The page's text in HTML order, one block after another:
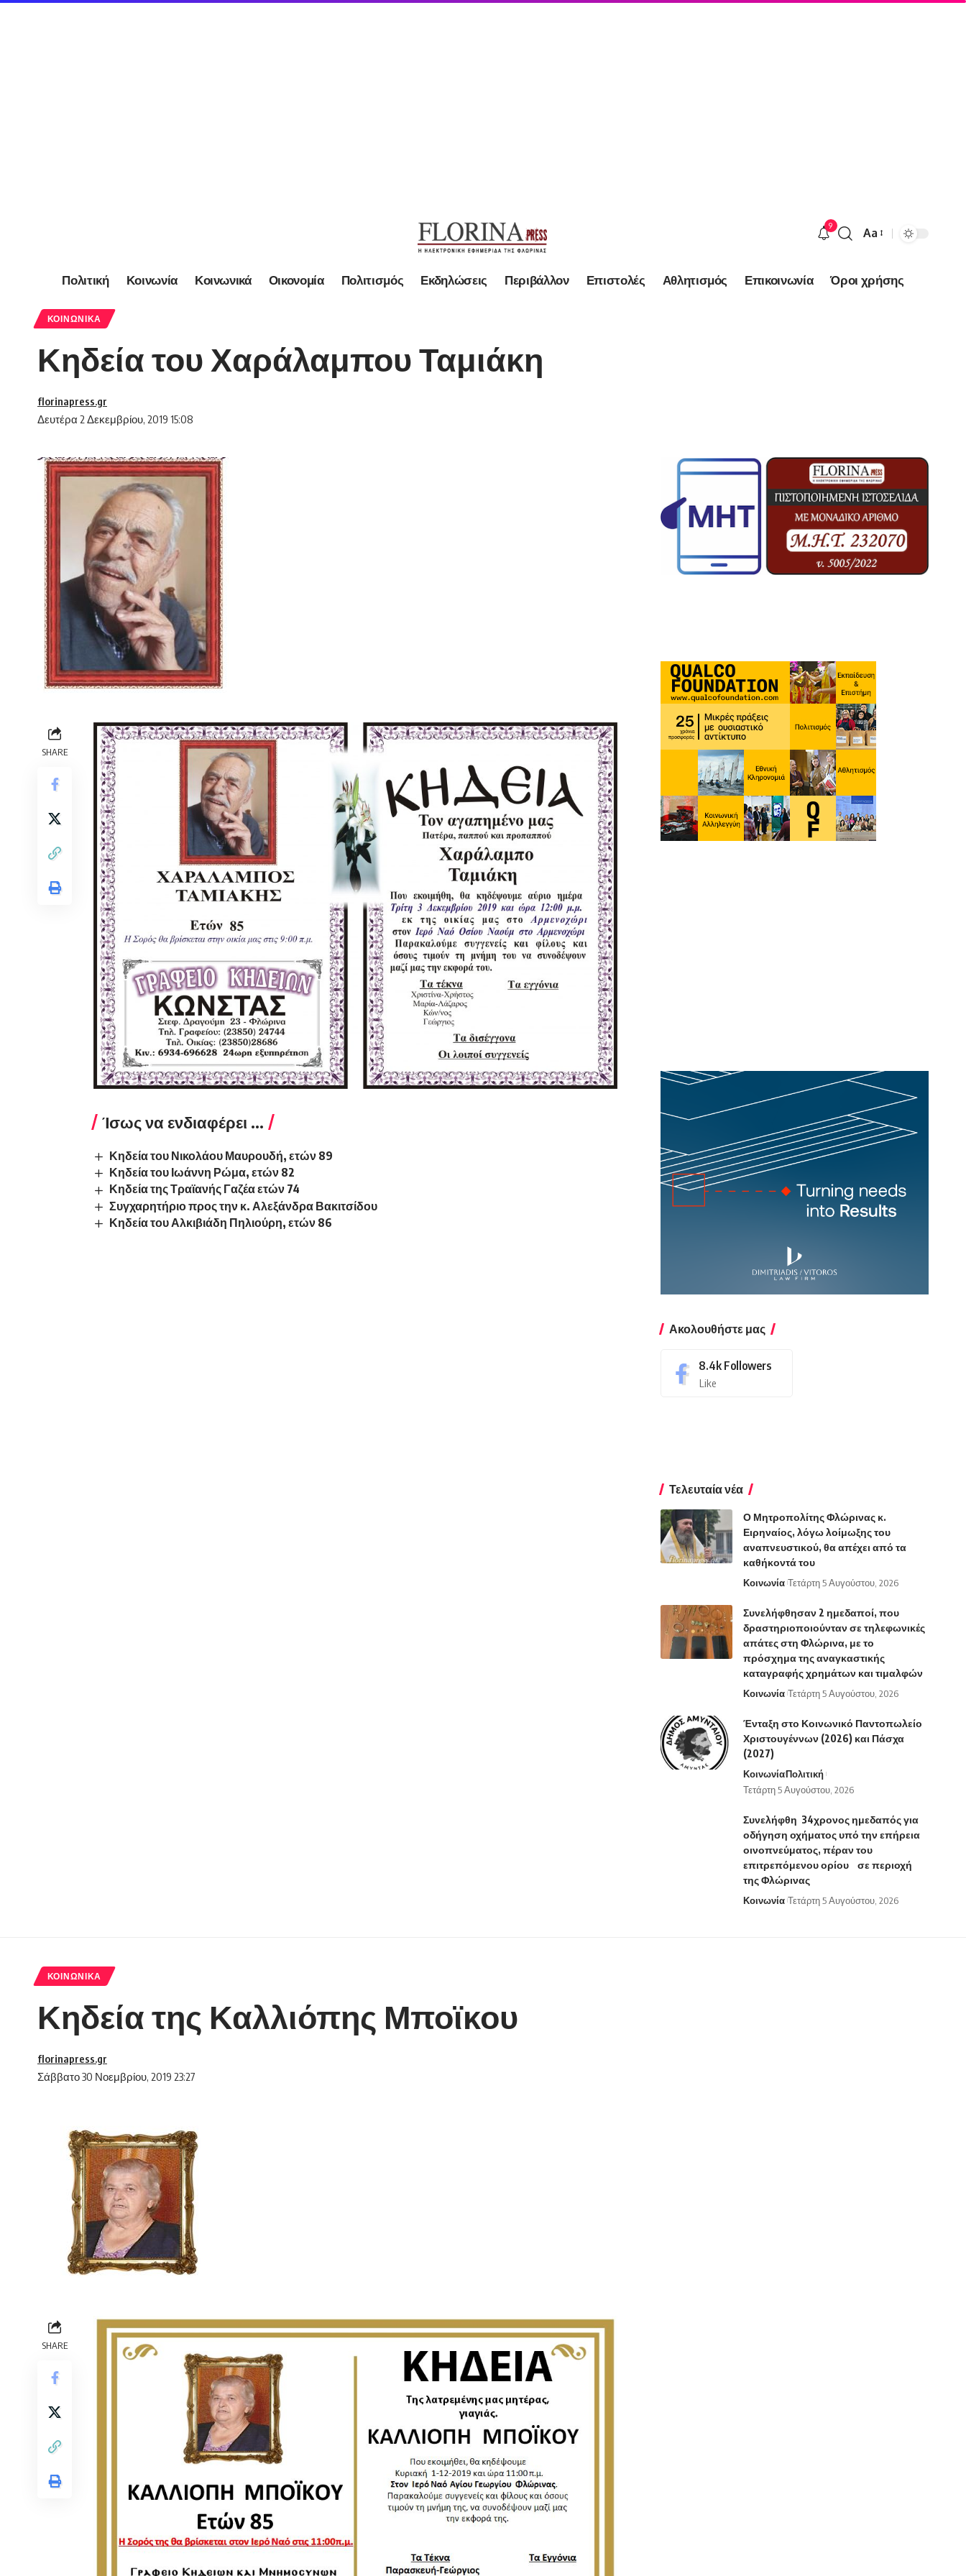
9
Font
Aa
Πολιτική Κοινωνία Κοινωνικά Οικονομία Πολιτισμός Εκδηλώσεις Περιβάλλον Επιστολές Αθλητισμός Επικοινωνία Όροι χρήσης
ΚΟΙΝΩΝΙΚΆ
Κηδεία του Χαράλαμπου Ταμιάκη
Δευτέρα 2 Δεκεμβρίου, 2019 15:08
florinapress.gr
SHARE
Ίσως να ενδιαφέρει ...
Κηδεία του Νικολάου Μαυρουδή, ετών 89
Κηδεία του Ιωάννη Ρώμα, ετών 82
Κηδεία της Τραϊανής Γαζέα ετών 74
Συγχαρητήριο προς την κ. Αλεξάνδρα Βακιτσίδου
Κηδεία του Αλκιβιάδη Πηλιούρη, ετών 86
Ακολουθήστε μας
8.4k Followers
Like
Τελευταία νέα
Ο Μητροπολίτης Φλώρινας κ.
Ειρηναίος, λόγω λοίμωξης του
αναπνευστικού, θα απέχει από τα
καθήκοντά του
Κοινωνία Τετάρτη 5 Αυγούστου, 2026
Συνελήφθησαν 2 ημεδαποί, που
δραστηριοποιούνταν σε τηλεφωνικές
απάτες στη Φλώρινα, με το
πρόσχημα της αναγκαστικής
καταγραφής χρημάτων και τιμαλφών
Κοινωνία Τετάρτη 5 Αυγούστου, 2026
Ένταξη στο Κοινωνικό Παντοπωλείο
Χριστουγέννων (2026) και Πάσχα
(2027)
ΚοινωνίαΠολιτική
Τετάρτη 5 Αυγούστου, 2026
Συνελήφθη 34χρονος ημεδαπός για
οδήγηση οχήματος υπό την επήρεια
οινοπνεύματος, πέραν του
επιτρεπόμενου ορίου σε περιοχή
της Φλώρινας
Κοινωνία Τετάρτη 5 Αυγούστου, 2026
ΚΟΙΝΩΝΙΚΆ
Κηδεία της Καλλιόπης Μποϊκου
Σάββατο 30 Νοεμβρίου, 2019 23:27
florinapress.gr
SHARE